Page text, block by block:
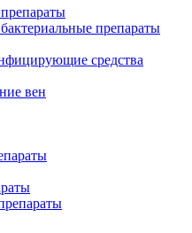
препараты
средства
вен